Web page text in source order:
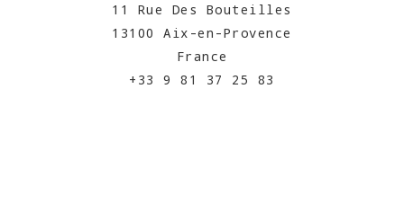
11 Rue Des Bouteilles
13100 Aix-en-Provence
France
+33 9 81 37 25 83